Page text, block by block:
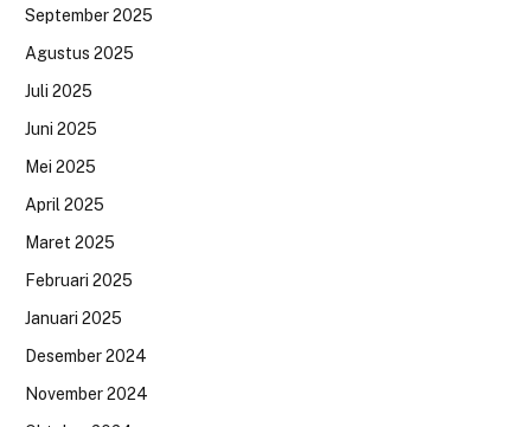
September 2025
Agustus 2025
Juli 2025
Juni 2025
Mei 2025
April 2025
Maret 2025
Februari 2025
Januari 2025
Desember 2024
November 2024